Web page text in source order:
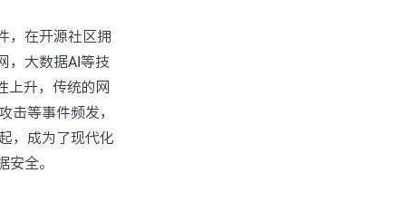
，在开源社区拥
，大数据AI等技
上升，传统的网
击等事件频发，
，成为了现代化
全。